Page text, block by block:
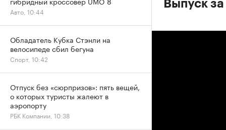
Выпуск
Авто, 10:44
Обладатель Кубка Стэнли на
велосипеде сбил бегуна
Спорт, 10:42
Отпуск без «сюрпризов»: пять вещей,
о которых туристы жалеют в
аэропорту
РБК Компании, 10:38